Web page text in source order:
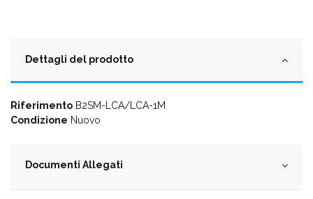
Dettagli del prodotto
Riferimento B2SM-LCA/LCA-1M
Condizione Nuovo
Documenti Allegati